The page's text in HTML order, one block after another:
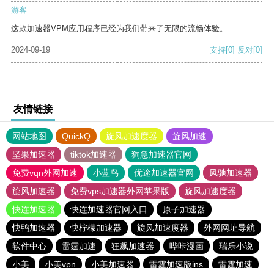
游客
这款加速器VPM应用程序已经为我们带来了无限的流畅体验。
2024-09-19 支持[0] 反对[0]
友情链接
网站地图 QuickQ 旋风加速度器
旋风加速
坚果加速器
tiktok加速器
狗急加速器官网
免费vqn外网加速
小蓝鸟 优途加速器官网
风驰加速器
旋风加速器
免费vps加速器外网苹果版
旋风加速度器
快连加速器
快连加速器官网入口
原子加速器
快鸭加速器
快柠檬加速器 旋风加速度器
外网网址导航
软件中心
雷霆加速 狂飙加速器 哔咔漫画
瑞乐小说
小美
小美vpn 小美加速器 雷霆加速版ins 雷霆加速